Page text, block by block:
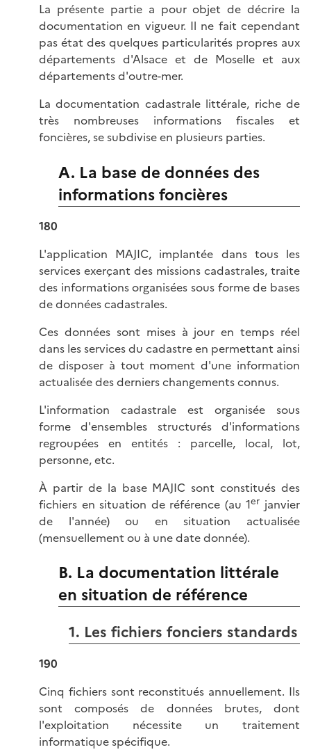
La présente partie a pour objet de décrire la
documentation en vigueur. Il ne fait cependant
pas état des quelques particularités propres aux
départements d'Alsace et de Moselle et aux
départements d'outre-mer.
La documentation cadastrale littérale, riche de
très nombreuses informations fiscales et
foncières, se subdivise en plusieurs parties.
A. La base de données des
informations foncières
180
L'application MAJIC, implantée dans tous les
services exerçant des missions cadastrales, traite
des informations organisées sous forme de bases
de données cadastrales.
Ces données sont mises à jour en temps réel
dans les services du cadastre en permettant ainsi
de disposer à tout moment d'une information
actualisée des derniers changements connus.
L'information cadastrale est organisée sous
forme d'ensembles structurés d'informations
regroupées en entités : parcelle, local, lot,
personne, etc.
À partir de la base MAJIC sont constitués des
fichiers en situation de référence (au 1er janvier
de l'année) ou en situation actualisée
(mensuellement ou à une date donnée).
B. La documentation littérale
en situation de référence
1. Les fichiers fonciers standards
190
Cinq fichiers sont reconstitués annuellement. Ils
sont composés de données brutes, dont
l'exploitation nécessite un traitement
informatique spécifique.